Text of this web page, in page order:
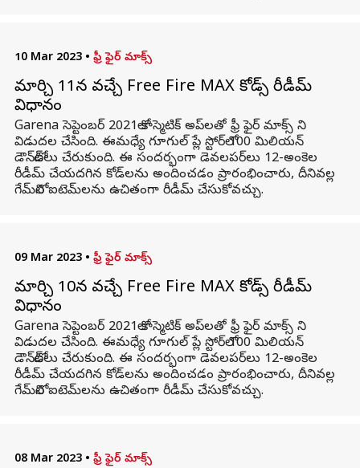
10 Mar 2023 • ఫ్రీ ఫైర్ మాక్స్
మార్చి 11న వచ్చే Free Fire MAX కోడ్స్ రీడీమ్
విధానం
Garena సెప్టెంబర్ 2021లో కాస్మెటిక్ అప్‌లతో ఫ్రీ ఫైర్ మాక్స్ ని
విడుదల చేసింది. ఈమధ్యే గూగుల్ ప్లే స్టోర్‌లో 100 మిలియన్
డౌన్‌లోడ్‌లు చేరుకుంది. ఈ సందర్భంగా డెవలపర్‌లు 12-అంకెల
రీడీమ్ చేయదగిన కోడ్‌లను అందించడం ప్రారంభించారు, దీనివల్ల
గేమ్‌లోని ఐటెమ్‌లను ఉచితంగా రీడీమ్ చేసుకోవచ్చు.
09 Mar 2023 • ఫ్రీ ఫైర్ మాక్స్
మార్చి 10న వచ్చే Free Fire MAX కోడ్స్ రీడీమ్
విధానం
Garena సెప్టెంబర్ 2021లో కాస్మెటిక్ అప్‌లతో ఫ్రీ ఫైర్ మాక్స్ ని
విడుదల చేసింది. ఈమధ్యే గూగుల్ ప్లే స్టోర్‌లో 100 మిలియన్
డౌన్‌లోడ్‌లు చేరుకుంది. ఈ సందర్భంగా డెవలపర్‌లు 12-అంకెల
రీడీమ్ చేయదగిన కోడ్‌లను అందించడం ప్రారంభించారు, దీనివల్ల
గేమ్‌లోని ఐటెమ్‌లను ఉచితంగా రీడీమ్ చేసుకోవచ్చు.
08 Mar 2023 • ఫ్రీ ఫైర్ మాక్స్